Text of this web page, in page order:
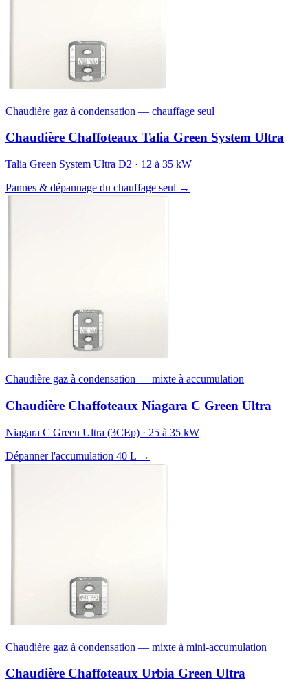
Chaudière gaz à condensation — chauffage seul
Chaudière Chaffoteaux Talia Green System Ultra
Talia Green System Ultra D2 · 12 à 35 kW
Pannes & dépannage du chauffage seul →
Chaudière gaz à condensation — mixte à accumulation
Chaudière Chaffoteaux Niagara C Green Ultra
Niagara C Green Ultra (3CEp) · 25 à 35 kW
Dépanner l'accumulation 40 L →
Chaudière gaz à condensation — mixte à mini-accumulation
Chaudière Chaffoteaux Urbia Green Ultra